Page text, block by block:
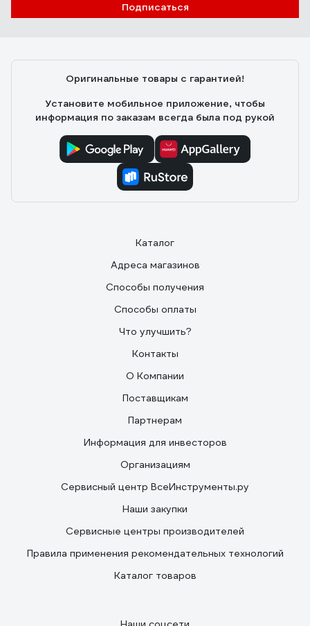
Подписаться
Оригинальные товары с гарантией!
Установите мобильное приложение, чтобы
информация по заказам всегда была под рукой
Каталог
Адреса магазинов
Способы получения
Способы оплаты
Что улучшить?
Контакты
О Компании
Поставщикам
Партнерам
Информация для инвесторов
Организациям
Сервисный центр ВсеИнструменты.ру
Наши закупки
Сервисные центры производителей
Правила применения рекомендательных технологий
Каталог товаров